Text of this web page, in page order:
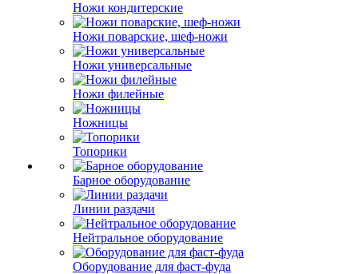
Ножи кондитерские
Ножи поварские, шеф-ножи
Ножи универсальные
Ножи филейные
Ножницы
Топорики
Барное оборудование
Линии раздачи
Нейтральное оборудование
Оборудование для фаст-фуда